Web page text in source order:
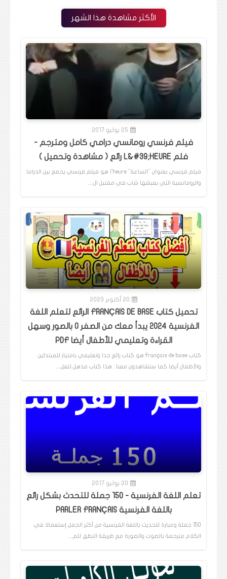
الأكثر مشاهدة هذا الشهر
25 يوليو 2017
فيلم فرنسي رومانسي درامي كامل ومترجم -
فلم L&#39;HEURE رائع ( مشاهدة وتحميل )
فيلم فرنسي بعنوان "الساعة" l'heure هو فيلم فرنسي يجمع بين الدراما
والرومانسية التي يعيشها شاب في مقتبل ال…
20 أكتوبر 2023
تحميل كتاب FRANÇAIS DE BASE الرائع لتعلم اللغة
الفرنسية 2024 يبدأ معك من الصفر 0 بالصور وسهل
القراءة وتعليمي للأطفال أيضا PDF
كتاب français de base هو كتاب رائع جدا وتعليمي بامتياز للمبتدئين
والأطفال أيضا كما ستشاهدون معنا : هذا كتاب مذهل لتعل…
20 يوليو 2017
تعلم اللغة الفرنسية - 150 جملة للتحدث بشكل رائع
باللغة الفرنسية PARLER FRANÇAIS
150 جملة وعبارة للحديث باللغة الفرنسية من أكثر الجمل إستعمالا في
الكلام مترجمة بالصوت والصورة مع طريقة النطق للم…